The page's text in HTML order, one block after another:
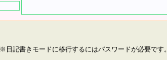
※日記書きモードに移行するにはパスワードが必要です。